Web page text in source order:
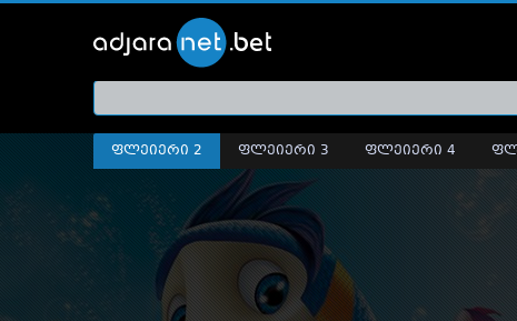
ფლეიერი 2 ფლეიერი 3 ფლეიერი 4